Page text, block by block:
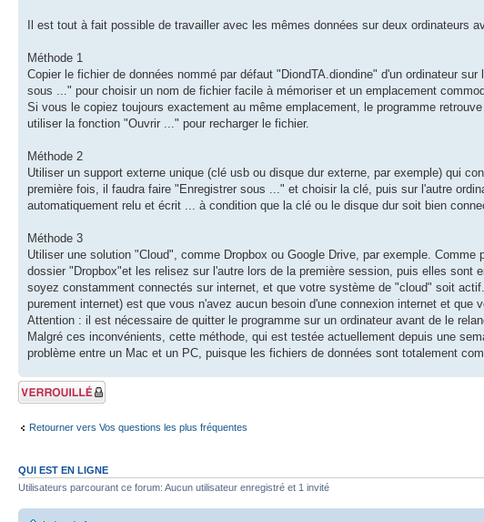
Il est tout à fait possible de travailler avec les mêmes données sur deux ordinateurs
Méthode 1
Copier le fichier de données nommé par défaut "DiondTA.diondine" d'un ordinateur
sous ..." pour choisir un nom de fichier facile à mémoriser et un emplacement
Si vous le copiez toujours exactement au même emplacement, le programme
utiliser la fonction "Ouvrir ..." pour recharger le fichier.
Méthode 2
Utiliser un support externe unique (clé usb ou disque dur externe, par exemple) qui
première fois, il faudra faire "Enregistrer sous ..." et choisir la clé, puis sur l'autre
automatiquement relu et écrit ... à condition que la clé ou le disque dur soit bien
Méthode 3
Utiliser une solution "Cloud", comme Dropbox ou Google Drive, par exemple.
dossier "Dropbox"et les relisez sur l'autre lors de la première session, puis elles
soyez constamment connectés sur internet, et que votre système de "cloud" soit
purement internet) est que vous n'avez aucun besoin d'une connexion internet et que
Attention : il est nécessaire de quitter le programme sur un ordinateur avant de le
Malgré ces inconvénients, cette méthode, qui est testée actuellement depuis une
problème entre un Mac et un PC, puisque les fichiers de données sont totalement
Sujet verrouillé
Retourner vers Vos questions les plus fréquentes
QUI EST EN LIGNE
Utilisateurs parcourant ce forum: Aucun utilisateur enregistré et 1 invité